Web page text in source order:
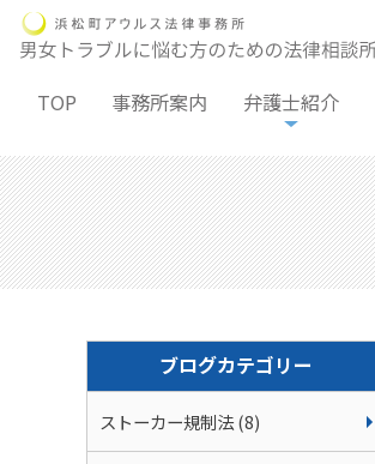
TOP 事務所案内 弁護士紹介
ブログカテゴリー
ストーカー規制法 (8)